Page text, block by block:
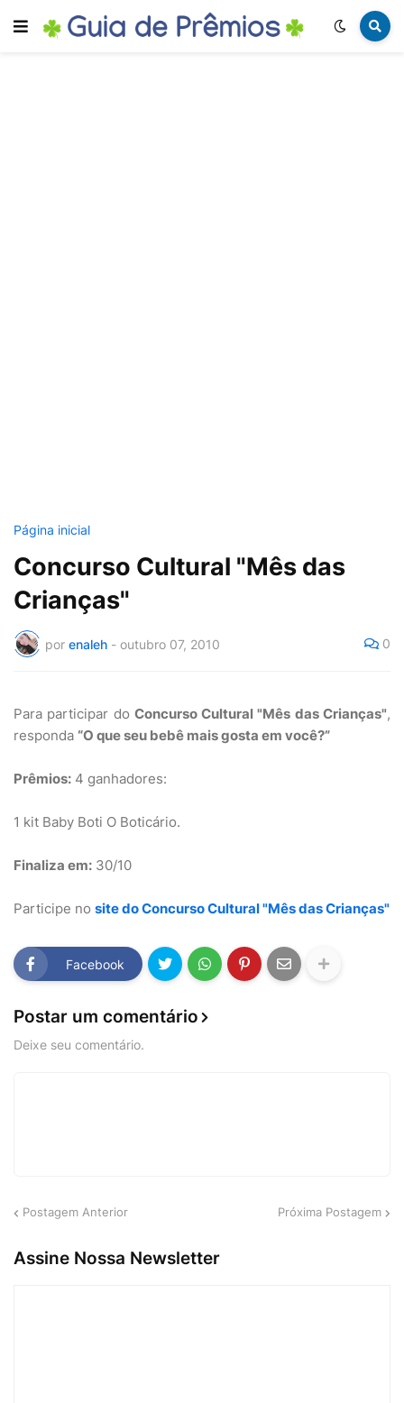
Página inicial
Concurso Cultural "Mês das
Crianças"
por enaleh - outubro 07, 2010 0
Para participar do Concurso Cultural "Mês das Crianças",
responda “O que seu bebê mais gosta em você?”
Prêmios: 4 ganhadores:
1 kit Baby Boti O Boticário.
Finaliza em: 30/10
Participe no site do Concurso Cultural "Mês das Crianças"
Facebook
Postar um comentário
Deixe seu comentário.
Postagem Anterior Próxima Postagem
Assine Nossa Newsletter